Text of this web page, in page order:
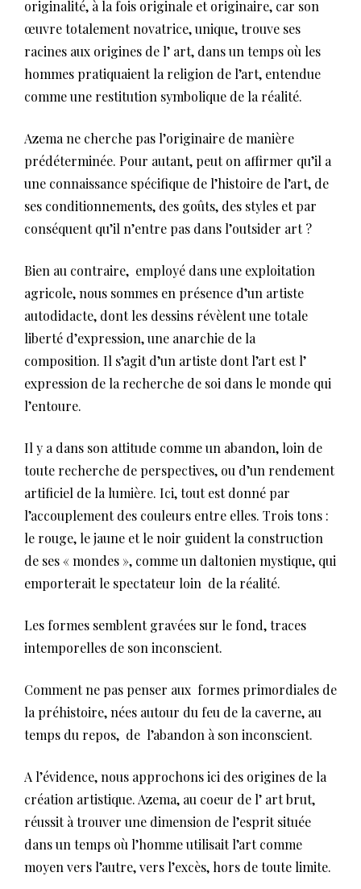
originalité, à la fois originale et originaire, car son
œuvre totalement novatrice, unique, trouve ses
racines aux origines de l’ art, dans un temps où les
hommes pratiquaient la religion de l’art, entendue
comme une restitution symbolique de la réalité.
Azema ne cherche pas l’originaire de manière
prédéterminée. Pour autant, peut on affirmer qu’il a
une connaissance spécifique de l’histoire de l’art, de
ses conditionnements, des goûts, des styles et par
conséquent qu’il n’entre pas dans l’outsider art ?
Bien au contraire, employé dans une exploitation
agricole, nous sommes en présence d’un artiste
autodidacte, dont les dessins révèlent une totale
liberté d’expression, une anarchie de la
composition. Il s’agit d’un artiste dont l’art est l’
expression de la recherche de soi dans le monde qui
l’entoure.
Il y a dans son attitude comme un abandon, loin de
toute recherche de perspectives, ou d’un rendement
artificiel de la lumière. Ici, tout est donné par
l’accouplement des couleurs entre elles. Trois tons :
le rouge, le jaune et le noir guident la construction
de ses « mondes », comme un daltonien mystique, qui
emporterait le spectateur loin de la réalité.
Les formes semblent gravées sur le fond, traces
intemporelles de son inconscient.
Comment ne pas penser aux formes primordiales de
la préhistoire, nées autour du feu de la caverne, au
temps du repos, de l’abandon à son inconscient.
A l’évidence, nous approchons ici des origines de la
création artistique. Azema, au coeur de l’ art brut,
réussit à trouver une dimension de l’esprit située
dans un temps où l’homme utilisait l’art comme
moyen vers l’autre, vers l’excès, hors de toute limite.